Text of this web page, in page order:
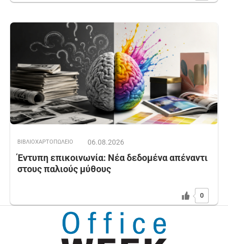
ΒΙΒΛΙΟΧΑΡΤΟΠΩΛΕΙΟ 06.08.2026
Έντυπη επικοινωνία: Νέα δεδομένα απέναντι
στους παλιούς μύθους
0